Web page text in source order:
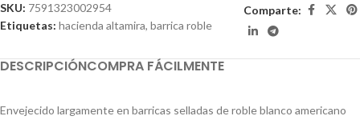
SKU: 7591323002954
Etiquetas: hacienda altamira, barrica roble
Comparte:
DESCRIPCIÓNCOMPRA FÁCILMENTE
Envejecido largamente en barricas selladas de roble blanco americano